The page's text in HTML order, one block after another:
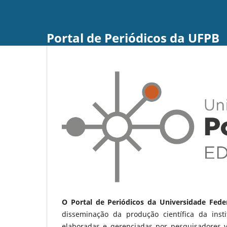
Portal de Periódicos da UFPB
O Portal de Periódicos da Universidade
disseminação da produção científica da